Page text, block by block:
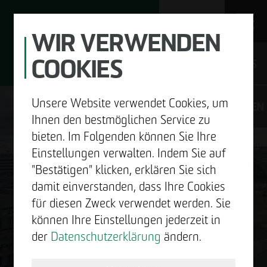
UNTERNEHMEN
ENTWICKELN
BAUEN
DE
GUTE
NACHRICHTEN.
WIR VERWENDEN
COOKIES
Unsere Website verwendet Cookies, um
Ihnen den bestmöglichen Service zu
bieten. Im Folgenden können Sie Ihre
Einstellungen verwalten. Indem Sie auf
"Bestätigen" klicken, erklären Sie sich
damit einverstanden, dass Ihre Cookies
für diesen Zweck verwendet werden. Sie
können Ihre Einstellungen jederzeit in
der Datenschutzerklärung ändern.